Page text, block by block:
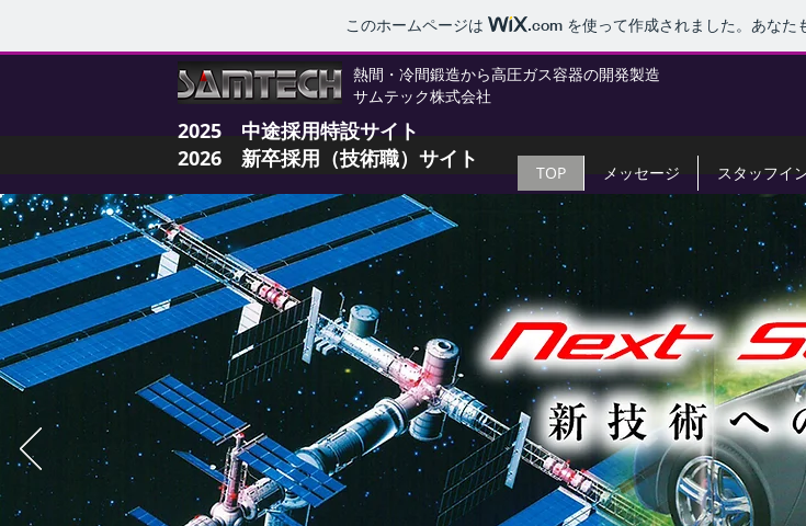
このホームページは .com を使って作成されました。あなた
熱間・冷間鍛造から高圧ガス容器の開発製造
サムテック株式会社
2025 中途採用特設サイト
2026 新卒採用（技術職）サイト
TOP メッセージ スタッフイ